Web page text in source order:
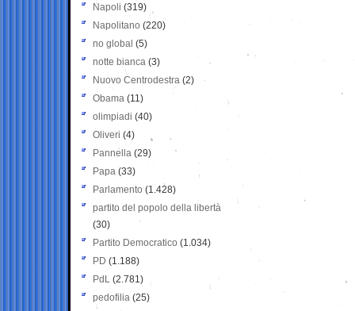
Napoli (319)
Napolitano (220)
no global (5)
notte bianca (3)
Nuovo Centrodestra (2)
Obama (11)
olimpiadi (40)
Oliveri (4)
Pannella (29)
Papa (33)
Parlamento (1.428)
partito del popolo della libertà
(30)
Partito Democratico (1.034)
PD (1.188)
PdL (2.781)
pedofilia (25)